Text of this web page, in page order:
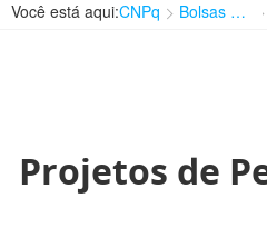
Você está aqui:CNPq Bolsas e Auxílios Vigentes
Projetos de